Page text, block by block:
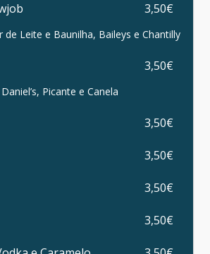
3,50€
de Leite e Baunilha, Baileys e Chantilly
3,50€
Daniel’s, Picante e Canela
3,50€
3,50€
3,50€
3,50€